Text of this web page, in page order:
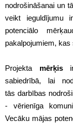
nodrošināšanai un
veikt ieguldījumu
potenciālo
pakalpojumiem,
Projekta mērķisir
sabiedrībā, lai
tās darbības
- vērienīga
Vecāku mājas